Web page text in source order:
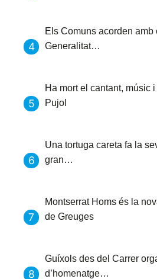
Els Comuns acorden amb
Generalitat…
Ha mort el cantant, músic
Pujol
Una tortuga careta fa la
gran…
Montserrat Homs és la
de Greuges
Guíxols des del Carrer
d’homenatge…